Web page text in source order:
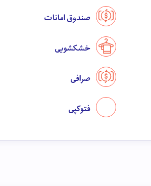
صندوق امانات
خشکشویی
صرافی
فتوکپی